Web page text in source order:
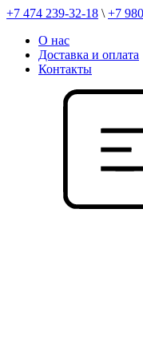
+7 474 239-32-18 \ +7
О нас
Доставка и оплата
Контакты